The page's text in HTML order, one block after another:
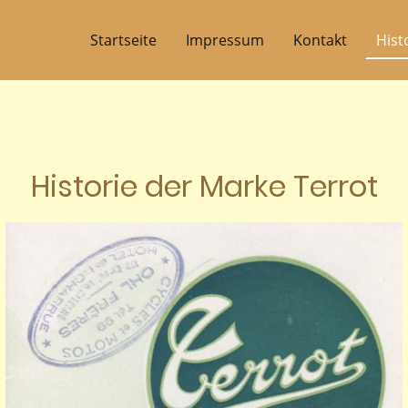
Startseite Impressum Kontakt
Historie der Marke Terrot